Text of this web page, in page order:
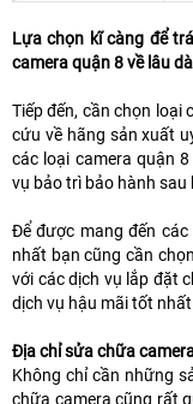
Lựa chọn kĩ càng để
camera quận 8 về lâu
Tiếp đến, cần chọn loại
cứu về hãng sản xuất
các loại camera quận
vụ bảo trì bảo hành sau
Để được mang đến
nhất bạn cũng cần
với các dịch vụ lắp đặt
dịch vụ hậu mãi tốt
Địa chỉ sửa chữa
Không chỉ cần những
chữa camera cũng rất